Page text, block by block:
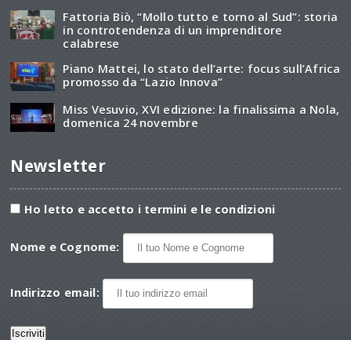
Fattoria Biò, “Mollo tutto e torno al Sud”: storia
in controtendenza di un imprenditore
calabrese
Piano Mattei, lo stato dell’arte: focus sull’Africa
promosso da “Lazio Innova”
Miss Vesuvio, XVI edizione: la finalissima a Nola,
domenica 24 novembre
Newsletter
Ho letto e accetto i termini e le condizioni
Nome e Cognome:
Indirizzo email: